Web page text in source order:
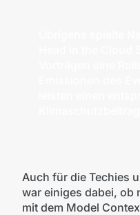
Auch für die Techies
war einiges dabei, ob
mit dem Model